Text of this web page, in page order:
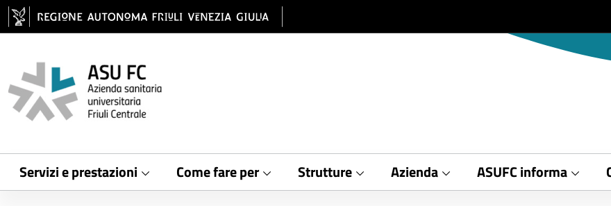
Salta al contenuto principale
Servizi e prestazioni Come fare per Strutture Azienda ASUFC informa